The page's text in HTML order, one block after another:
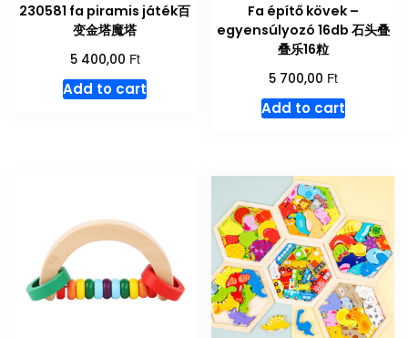
230581 fa piramis játék百
变金塔魔塔
5 400,00 Ft
Add to cart
Fa építő kövek –
egyensúlyozó 16db 石头叠
叠乐16粒
5 700,00 Ft
Add to cart